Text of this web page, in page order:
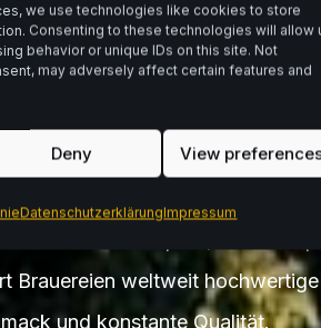
we use technologies like cookies to store
Consenting to these technologies will allow
behavior or unique IDs on this site. Not
may adversely affect certain features and
Deny View
DatenschutzerklärungImpressum
Brauereien weltweit
und konstante Qualität.